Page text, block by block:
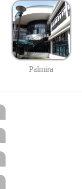
Palmira